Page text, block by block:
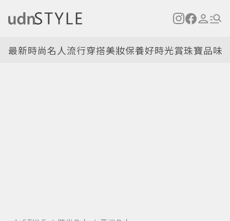
最新時尚名人流行穿搭美妝保養好時光賞珠寶品味